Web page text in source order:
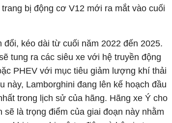
bị động cơ V12 mới ra mắt vào cuối
kéo dài từ cuối năm 2022 đến 2025.
tung ra các siêu xe với hệ truyền động
PHEV với mục tiêu giảm lượng khí thải
Lamborghini đang lên kế hoạch đầu
trong lịch sử của hãng. Hãng xe Ý cho
là trọng điểm của giai đoạn này nhằm